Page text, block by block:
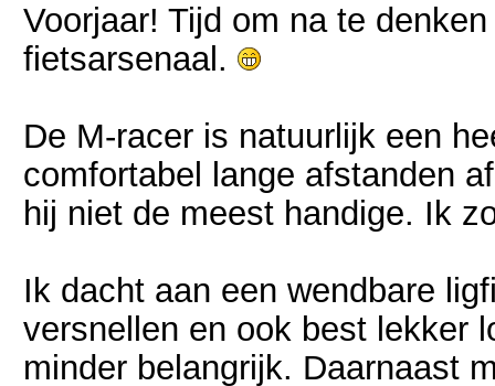
Voorjaar! Tijd om na te
fietsarsenaal.
De M-racer is natuurlijk een
comfortabel lange afstanden
hij niet de meest handige. Ik
Ik dacht aan een wendbare
versnellen en ook best lekker
minder belangrijk. Daarnaast